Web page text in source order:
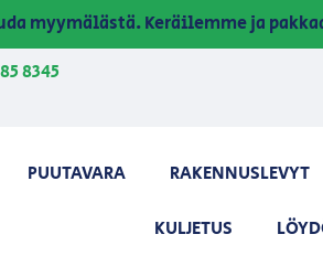
myymälästä. Keräilemme ja
8345
PUUTAVARA RAKENNUSLEVYT
KULJETUS